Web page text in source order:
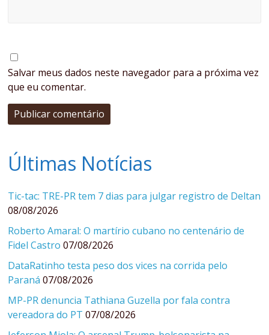
Salvar meus dados neste navegador para a próxima vez
que eu comentar.
Últimas Notícias
Tic-tac: TRE-PR tem 7 dias para julgar registro de Deltan
08/08/2026
Roberto Amaral: O martírio cubano no centenário de
Fidel Castro 07/08/2026
DataRatinho testa peso dos vices na corrida pelo
Paraná 07/08/2026
MP-PR denuncia Tathiana Guzella por fala contra
vereadora do PT 07/08/2026